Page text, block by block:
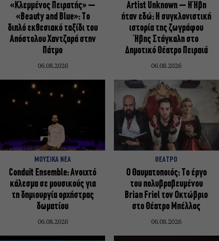
«Κλεμμένος Πειρατής» –
«Beauty and Blue»: Το
διπλό εκθεσιακό ταξίδι του
Απόστολου Χαντζαρά στην
Πάτμο
06.08.2026
Artist Unknown – Η Ήβη
ήταν εδώ: Η συγκλονιστική
ιστορία της ζωγράφου
Ήβης Στάγκαλη στο
Δημοτικό Θέατρο Πειραιά
06.08.2026
ΜΟΥΣΙΚΑ ΝΕΑ
Conduit Ensemble: Ανοιχτό
κάλεσμα σε μουσικούς για
τη δημιουργία ορχήστρας
δωματίου
06.08.2026
ΘΕΑΤΡΟ
Ο Θαυματοποιός: Το έργο
του πολυβραβευμένου
Brian Friel τον Οκτώβριο
στο Θέατρο Μπέλλος
06.08.2026